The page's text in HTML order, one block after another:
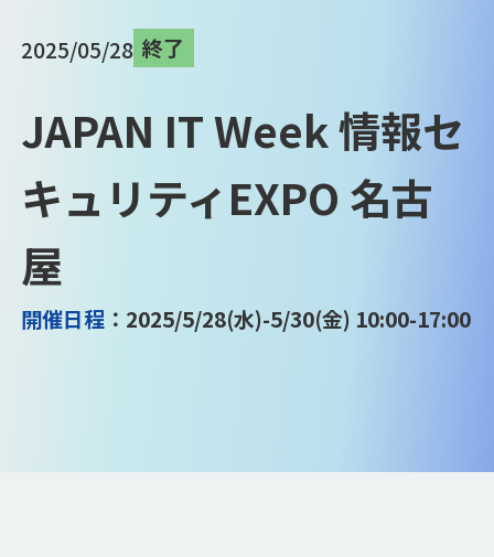
2025/05/28 終了
JAPAN IT Week 情報セ
キュリティEXPO 名古
屋
開催日程 ：2025/5/28(水)-5/30(金) 10:00-17:00